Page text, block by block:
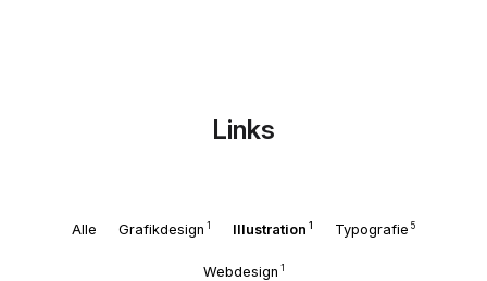
Links
Alle Grafikdesign 1 Illustration 1 Typografie 5
Webdesign 1